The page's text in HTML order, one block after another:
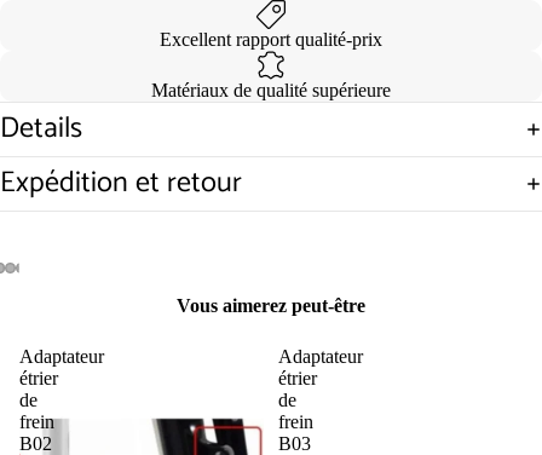
plein
écran
plein
écran
plein
écran
plein
écran
Excellent rapport qualité-prix
Matériaux de qualité supérieure
Details
Expédition et retour
Vous aimerez peut-être
Adaptateur
étrier
de
frein
B02
Adaptateur
étrier
de
frein
B03